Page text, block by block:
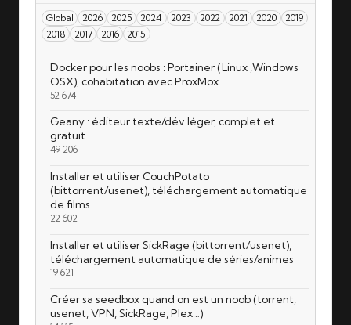
Global 2026 2025 2024 2023 2022 2021 2020
2019
2018
2017 2016 2015
Docker pour les noobs : Portainer (Linux ,Windows
OSX), cohabitation avec ProxMox…
52 674
Geany : éditeur texte/dév léger, complet et
gratuit
49 206
Installer et utiliser CouchPotato
(bittorrent/usenet), téléchargement automatique
de films
22 602
Installer et utiliser SickRage (bittorrent/usenet),
téléchargement automatique de séries/animes
19 621
Créer sa seedbox quand on est un noob (torrent,
usenet, VPN, SickRage, Plex…)